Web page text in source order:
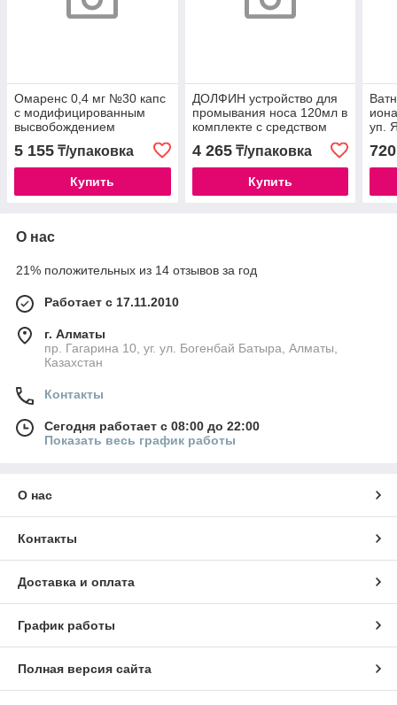
Омаренс 0,4 мг №30 капс
с модифицированным
высвобождением
5 155 ₸/упаковка
Купить
ДОЛФИН устройство для
промывания носа 120мл в
комплекте с средством
4 265₸/упаковка
Купить
уп.
720
О нас
21% положительных из 14 отзывов за год
Работает с 17.11.2010
г. Алматы
пр. Гагарина 10, уг. ул. Богенбай Батыра, Алматы,
Казахстан
Контакты
Сегодня работает с 08:00 до 22:00
Показать весь график работы
О нас
Контакты
Доставка и оплата
График работы
Полная версия сайта